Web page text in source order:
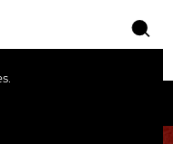
szukaj